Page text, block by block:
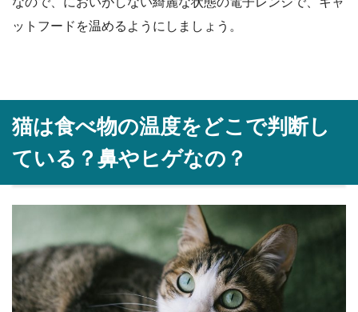
ットフードを温めるようにしましょう。
猫は食べ物の温度をどこで判断し
ている？鼻やヒゲなの？